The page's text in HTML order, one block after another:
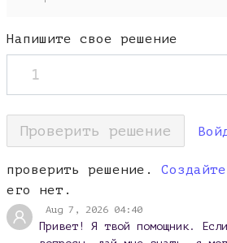
Напишите свое решение
1
Проверить решение
проверить решение.
его нет.
Aug 7, 2026 04:40
Привет! Я твой помощник.